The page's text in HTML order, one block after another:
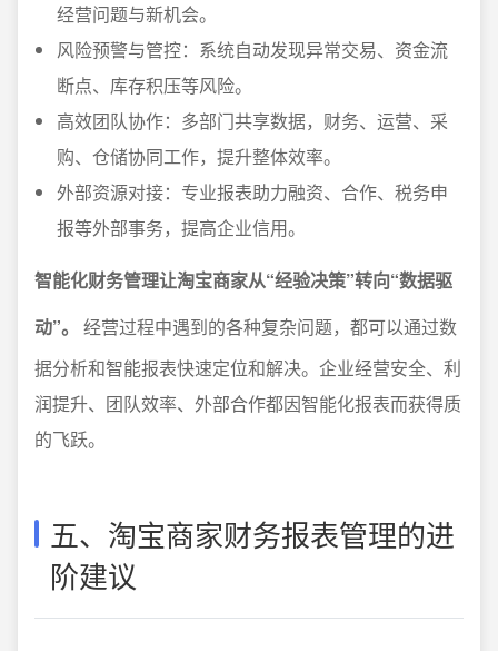
经营问题与新机会。
风险预警与管控：系统自动发现异常交易、资金流
断点、库存积压等风险。
高效团队协作：多部门共享数据，财务、运营、采
购、仓储协同工作，提升整体效率。
外部资源对接：专业报表助力融资、合作、税务申
报等外部事务，提高企业信用。
智能化财务管理让淘宝商家从“经验决策”转向“数据驱
动”。
经营过程中遇到的各种复杂问题，都可以通过数
据分析和智能报表快速定位和解决。企业经营安全、利
润提升、团队效率、外部合作都因智能化报表而获得质
的飞跃。
五、淘宝商家财务报表管理的进
阶建议